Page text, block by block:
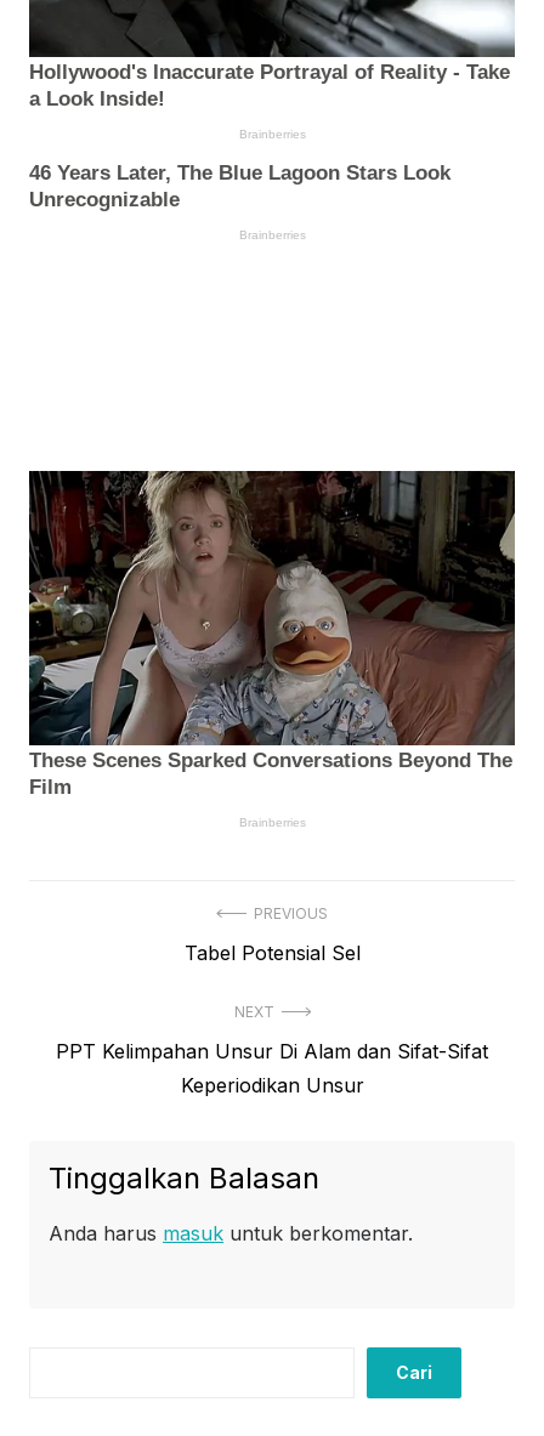
PREVIOUS
Previous
Tabel Potensial Sel
NEXT
Next
PPT Kelimpahan Unsur Di Alam dan Sifat-Sifat
Keperiodikan Unsur
Tinggalkan Balasan
Anda harus masuk untuk berkomentar.
Cari